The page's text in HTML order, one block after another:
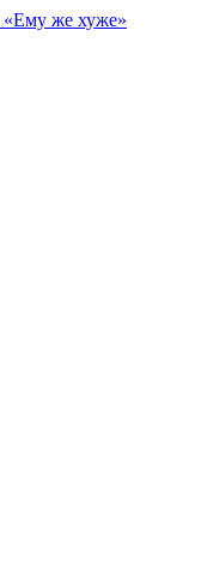
«Ему же хуже»